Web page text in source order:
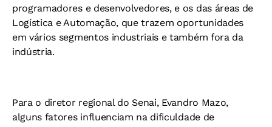
programadores e desenvolvedores, e os das áreas de
Logística e Automação, que trazem oportunidades
em vários segmentos industriais e também fora da
indústria.
Para o diretor regional do Senai, Evandro Mazo,
alguns fatores influenciam na dificuldade de